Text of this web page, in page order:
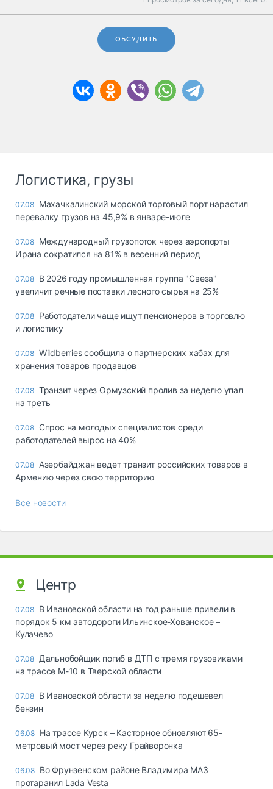
ОБСУДИТЬ
Логистика, грузы
07.08 Махачкалинский морской торговый порт нарастил
перевалку грузов на 45,9% в январе-июле
07.08 Международный грузопоток через аэропорты
Ирана сократился на 81% в весенний период
07.08 В 2026 году промышленная группа "Свеза"
увеличит речные поставки лесного сырья на 25%
07.08 Работодатели чаще ищут пенсионеров в торговлю
и логистику
07.08 Wildberries сообщила о партнерских хабах для
хранения товаров продавцов
07.08 Транзит через Ормузский пролив за неделю упал
на треть
07.08 Спрос на молодых специалистов среди
работодателей вырос на 40%
07.08 Азербайджан ведет транзит российских товаров в
Армению через свою территорию
Все новости
Центр
07.08 В Ивановской области на год раньше привели в
порядок 5 км автодороги Ильинское-Хованское –
Кулачево
07.08 Дальнобойщик погиб в ДТП с тремя грузовиками
на трассе М-10 в Тверской области
07.08 В Ивановской области за неделю подешевел
бензин
06.08 На трассе Курск – Касторное обновляют 65-
метровый мост через реку Грайворонка
06.08 Во Фрунзенском районе Владимира МАЗ
протаранил Lada Vesta